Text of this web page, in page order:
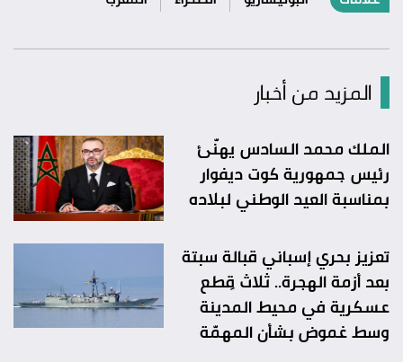
المزيد من أخبار
الملك محمد السادس يهنّئ
رئيس جمهورية كوت ديفوار
بمناسبة العيد الوطني لبلاده
تعزيز بحري إسباني قبالة سبتة
بعد أزمة الهجرة.. ثلاث قِطع
عسكرية في محيط المدينة
وسط غموض بشأن المهمّة